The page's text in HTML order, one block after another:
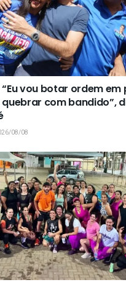
vou botar ordem em
com bandido”,
08/08